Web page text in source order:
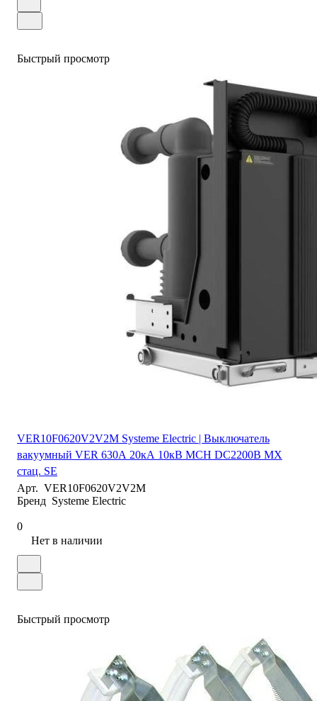
Быстрый просмотр
VER10F0620V2V2M Systeme Electric | Выключатель
вакуумный VER 630А 20кА 10кВ MCH DC2200В MX
стац. SE
Арт. VER10F0620V2V2M
Бренд Systeme Electric
0
Нет в наличии
Быстрый просмотр